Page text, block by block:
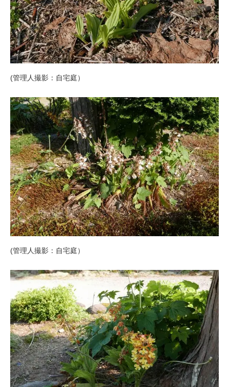
(管理人撮影：自宅庭）
(管理人撮影：自宅庭）